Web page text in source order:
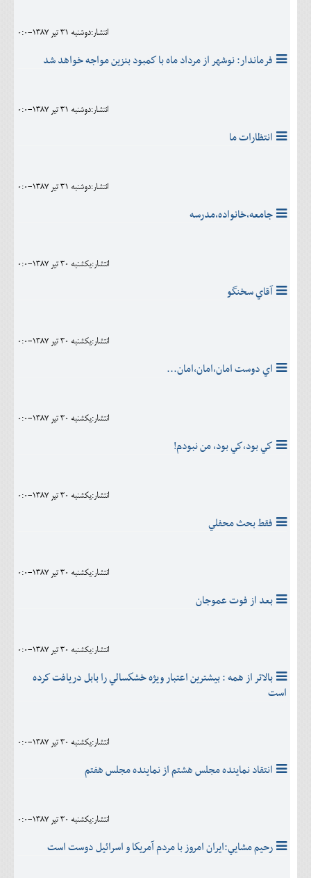
انتشار:دوشنبه 31 تير 1387-0:0
فرماندار: نوشهر از مرداد ماه با كمبود بنزين مواجه خواهد شد
انتشار:دوشنبه 31 تير 1387-0:0
انتظارات ما
انتشار:دوشنبه 31 تير 1387-0:0
جامعه،خانواده،مدرسه
انتشار:يکشنبه 30 تير 1387-0:0
آقاي سخنگو
انتشار:يکشنبه 30 تير 1387-0:0
اي دوست امان،امان،امان...
انتشار:يکشنبه 30 تير 1387-0:0
كي بود،كي بود، من نبودم!
انتشار:يکشنبه 30 تير 1387-0:0
فقط بحث محفلي
انتشار:يکشنبه 30 تير 1387-0:0
بعد از فوت عموجان
انتشار:يکشنبه 30 تير 1387-0:0
بالاتر از همه : بيشترين اعتبار ويژه خشكسالي را بابل دريافت كرده
است
انتشار:يکشنبه 30 تير 1387-0:0
انتقاد نماينده مجلس هشتم از نماينده مجلس هفتم
انتشار:يکشنبه 30 تير 1387-0:0
رحيم مشايي:ايران امروز با مردم آمريكا و اسرائيل دوست است